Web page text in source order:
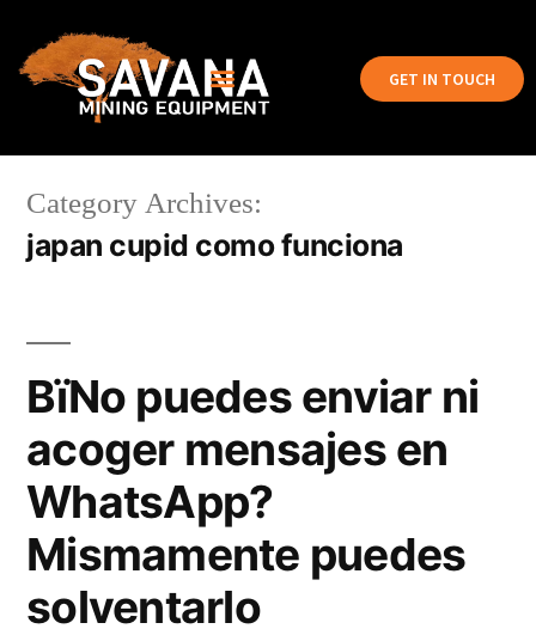
GET IN TOUCH
Category Archives:
japan cupid como funciona
ВїNo puedes enviar ni
acoger mensajes en
WhatsApp?
Mismamente puedes
solventarlo